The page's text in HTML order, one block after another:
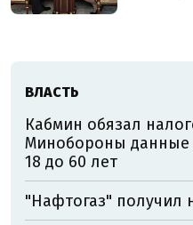
ВЛАСТЬ
Кабмин обязал
Минобороны данные
18 до 60 лет
"Нафтогаз" получил